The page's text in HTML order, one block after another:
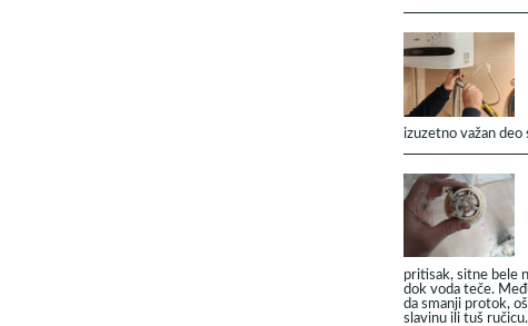
izuzetno važan
pritisak, sitne bele
dok voda teče.
da smanji protok,
slavinu ili tuš ručicu.